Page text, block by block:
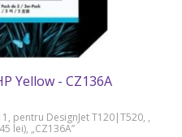
Yellow - CZ136A
pentru DesignJet T120|T520, ,
lei), „CZ136A”